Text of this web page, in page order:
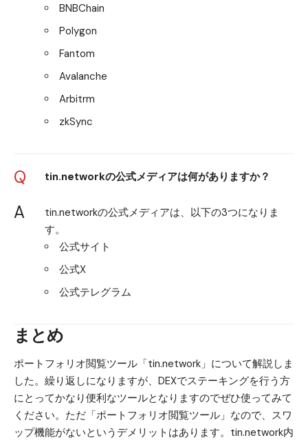
BNBChain
Polygon
Fantom
Avalanche
Arbitrm
zkSync
Q tin.networkの公式メディアは何がありますか？
A
tin.networkの公式メディアは、以下の3つになりま
す。
公式サイト
公式X
公式テレグラム
まとめ
ポートフォリオ閲覧ツール「tin.network」について解説しま
した。繰り返しになりますが、DEXでステーキングを行う方
にとってかなり便利なツールとなりますのでぜひ使ってみて
ください。ただ「ポートフォリオ閲覧ツール」なので、スワ
ップ機能がないというデメリットはあります。tin.network内